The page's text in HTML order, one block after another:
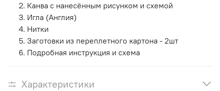
Канва с нанесённым рисунком и схемой
Игла (Англия)
Нитки
Заготовки из переплетного картона - 2шт
Подробная инструкция и схема
Характеристики